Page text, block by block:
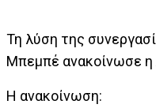
Τη λύση της
Μπεμπέ ανακοίνωσε η
Η ανακοίνωση: